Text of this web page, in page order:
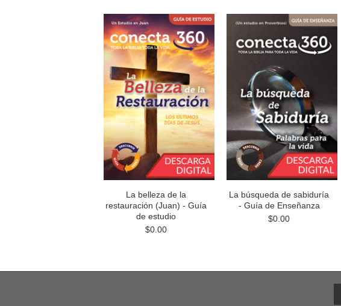
La belleza de la
restauración (Juan) - Guía
de estudio
$0.00
La búsqueda de sabiduría
- Guía de Enseñanza
$0.00